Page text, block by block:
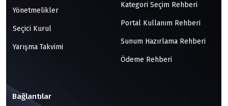
Yönetmelikler
Seçici Kurul
Yarışma Takvimi
Kategori Seçim Rehberi
Portal Kullanım Rehberi
Sunum Hazırlama Rehberi
Ödeme Rehberi
Bağlantılar